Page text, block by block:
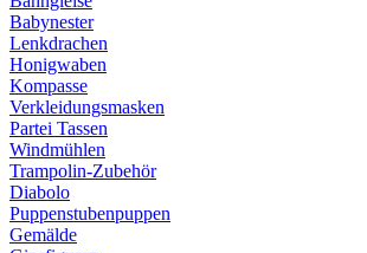
Babynester
Lenkdrachen
Honigwaben
Kompasse
Verkleidungsmasken
Partei Tassen
Windmühlen
Trampolin-Zubehör
Diabolo
Puppenstubenpuppen
Gemälde